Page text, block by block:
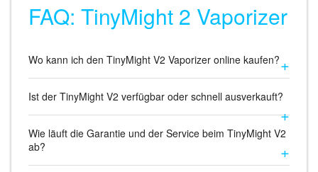
FAQ: TinyMight 2 Vaporizer
Wo kann ich den TinyMight V2 Vaporizer online kaufen?
Ist der TinyMight V2 verfügbar oder schnell ausverkauft?
Wie läuft die Garantie und der Service beim TinyMight V2
ab?